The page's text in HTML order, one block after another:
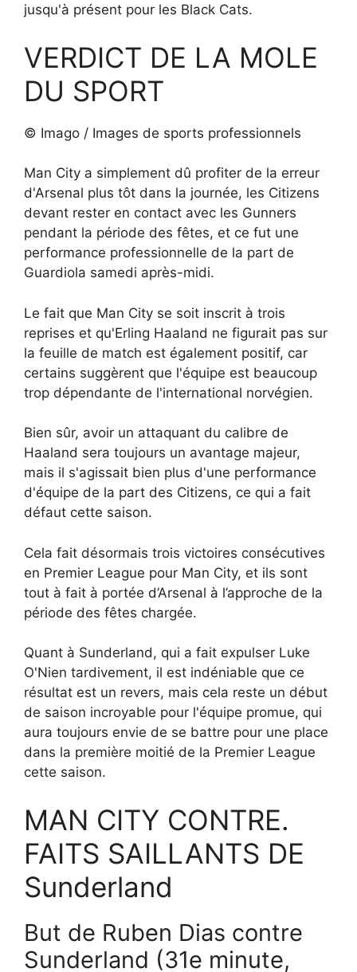
jusqu'à présent pour les Black Cats.
VERDICT DE LA MOLE
DU SPORT
© Imago / Images de sports professionnels
Man City a simplement dû profiter de la erreur
d'Arsenal plus tôt dans la journée, les Citizens
devant rester en contact avec les Gunners
pendant la période des fêtes, et ce fut une
performance professionnelle de la part de
Guardiola samedi après-midi.
Le fait que Man City se soit inscrit à trois
reprises et qu'Erling Haaland ne figurait pas sur
la feuille de match est également positif, car
certains suggèrent que l'équipe est beaucoup
trop dépendante de l'international norvégien.
Bien sûr, avoir un attaquant du calibre de
Haaland sera toujours un avantage majeur,
mais il s'agissait bien plus d'une performance
d'équipe de la part des Citizens, ce qui a fait
défaut cette saison.
Cela fait désormais trois victoires consécutives
en Premier League pour Man City, et ils sont
tout à fait à portée d’Arsenal à l’approche de la
période des fêtes chargée.
Quant à Sunderland, qui a fait expulser Luke
O'Nien tardivement, il est indéniable que ce
résultat est un revers, mais cela reste un début
de saison incroyable pour l'équipe promue, qui
aura toujours envie de se battre pour une place
dans la première moitié de la Premier League
cette saison.
MAN CITY CONTRE.
FAITS SAILLANTS DE
Sunderland
But de Ruben Dias contre
Sunderland (31e minute,